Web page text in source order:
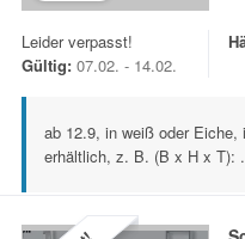
Leider verpasst!
Gültig: 07.02. - 14.02.
ab 12.9, in weiß oder Eiche,
erhältlich, z. B. (B x H x T):